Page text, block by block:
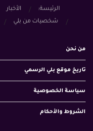
الرئيسة: الأخبار
شخصيات من بلي
من نحن
تاريخ موقع بلي الرسمي
سياسة الخصوصية
الشروط والأحكام